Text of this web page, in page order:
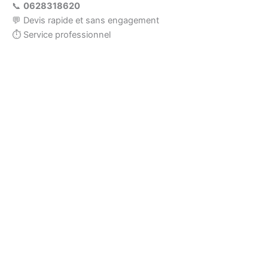
📞 0628318620
💬 Devis rapide et sans engagement
⏱ Service professionnel